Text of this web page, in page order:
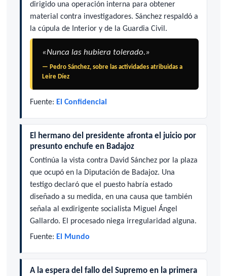
dirigido una operación interna para obtener
material contra investigadores. Sánchez respaldó a
la cúpula de Interior y de la Guardia Civil.
«Nunca las hubiera tolerado.»
— Pedro Sánchez, sobre las actividades atribuidas a
Leire Díez
Fuente: El Confidencial
El hermano del presidente afronta el juicio por
presunto enchufe en Badajoz
Continúa la vista contra David Sánchez por la plaza
que ocupó en la Diputación de Badajoz. Una
testigo declaró que el puesto habría estado
diseñado a su medida, en una causa que también
señala al exdirigente socialista Miguel Ángel
Gallardo. El procesado niega irregularidad alguna.
Fuente: El Mundo
A la espera del fallo del Supremo en la primera